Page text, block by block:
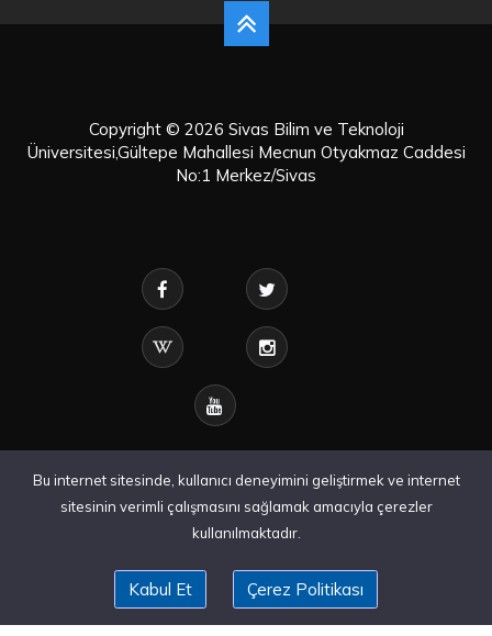
Copyright © 2026 Sivas Bilim ve Teknoloji
Üniversitesi,Gültepe Mahallesi Mecnun Otyakmaz Caddesi
No:1 Merkez/Sivas
Bu internet sitesinde, kullanıcı deneyimini geliştirmek ve internet
sitesinin verimli çalışmasını sağlamak amacıyla çerezler
kullanılmaktadır.
Kabul Et Çerez Politikası